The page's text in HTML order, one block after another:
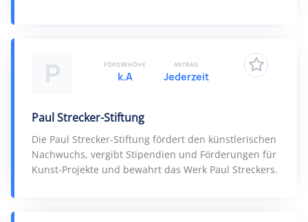
P
Paul Strecker-Stiftung
Die Paul Strecker-Stiftung fördert den künstlerischen
Nachwuchs, vergibt Stipendien und Förderungen für
Kunst-Projekte und bewahrt das Werk Paul Streckers.
FÖRDERHÖHE
k.A
ANTRAG
Jederzeit